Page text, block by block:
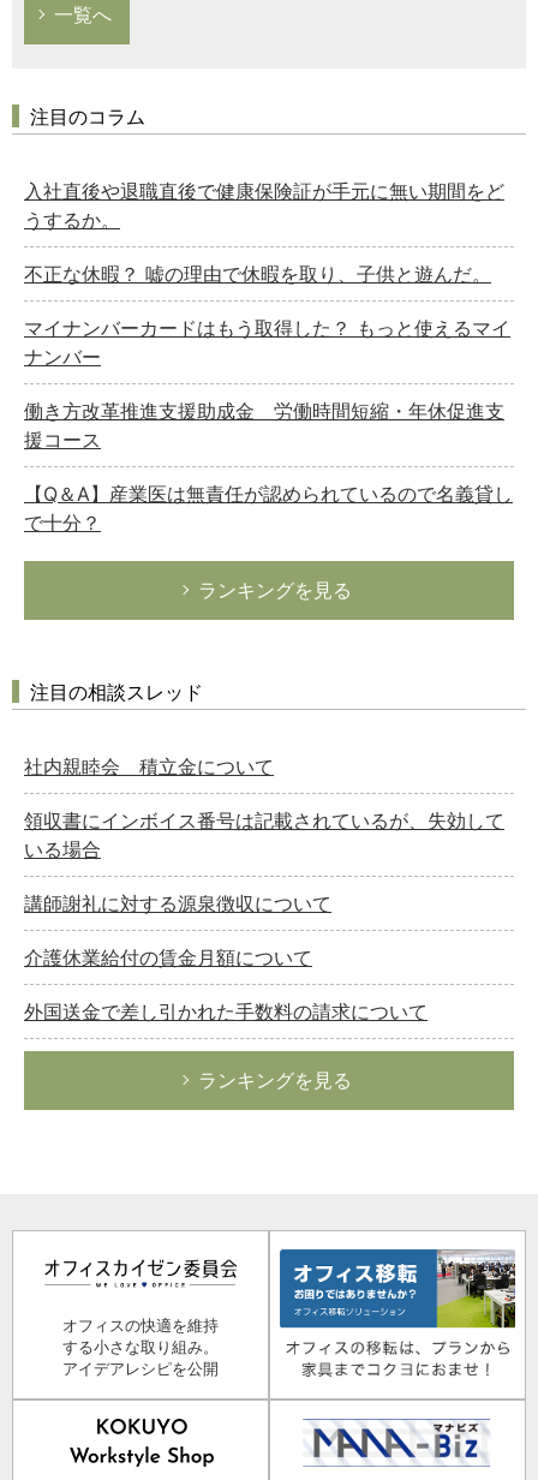
一覧へ
注目のコラム
入社直後や退職直後で健康保険証が手元に無い期間をど
うするか。
不正な休暇？ 嘘の理由で休暇を取り、子供と遊んだ。
マイナンバーカードはもう取得した？ もっと使えるマイ
ナンバー
働き方改革推進支援助成金 労働時間短縮・年休促進支
援コース
【Q＆A】産業医は無責任が認められているので名義貸し
で十分？
ランキングを見る
注目の相談スレッド
社内親睦会 積立金について
領収書にインボイス番号は記載されているが、失効して
いる場合
講師謝礼に対する源泉徴収について
介護休業給付の賃金月額について
外国送金で差し引かれた手数料の請求について
ランキングを見る
オフィスの快適を維持
する小さな取り組み。
アイデアレシピを公開